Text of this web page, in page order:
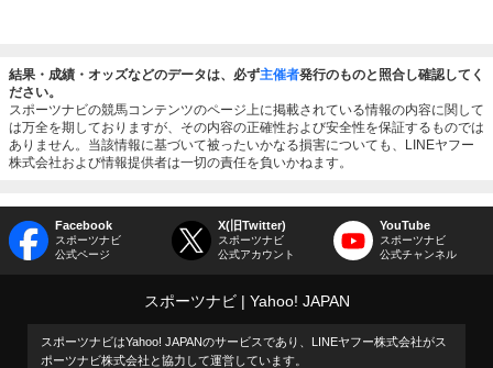
結果・成績・オッズなどのデータは、必ず主催者発行のものと照合し確認してく
ださい。
スポーツナビの競馬コンテンツのページ上に掲載されている情報の内容に関して
は万全を期しておりますが、その内容の正確性および安全性を保証するものでは
ありません。当該情報に基づいて被ったいかなる損害についても、LINEヤフー
株式会社および情報提供者は一切の責任を負いかねます。
Facebook
スポーツナビ
公式ページ
X(旧Twitter)
スポーツナビ
公式アカウント
YouTube
スポーツナビ
公式チャンネル
スポーツナビ Yahoo! JAPAN
スポーツナビはYahoo! JAPANのサービスであり、LINEヤフー株式会社がス
ポーツナビ株式会社と協力して運営しています。